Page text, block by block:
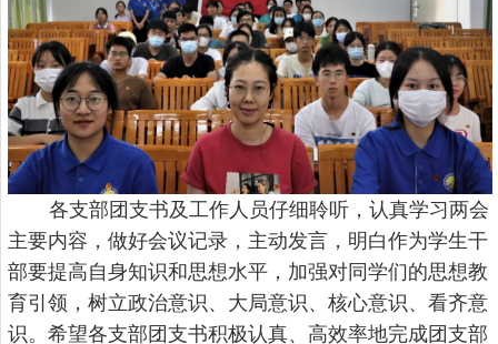
各支部团支书及工作人员仔细聆听，认真学习两会
主要内容，做好会议记录，主动发言，明白作为学生干
部要提高自身知识和思想水平，加强对同学们的思想教
育引领，树立政治意识、大局意识、核心意识、看齐意
识。希望各支部团支书积极认真、高效率地完成团支部